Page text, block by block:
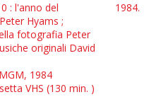
: l'anno del
Hyams ;
fotografia Peter
originali David
1984
VHS (130 min. )
1984.